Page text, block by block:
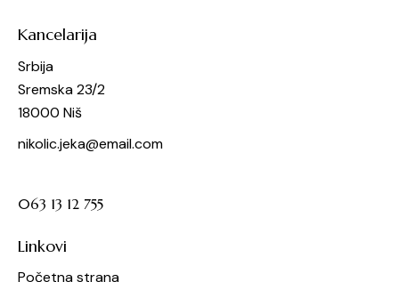
Kancelarija
Srbija
Sremska 23/2
18000 Niš
nikolic.jeka@email.com
063 13 12 755
Linkovi
Početna strana